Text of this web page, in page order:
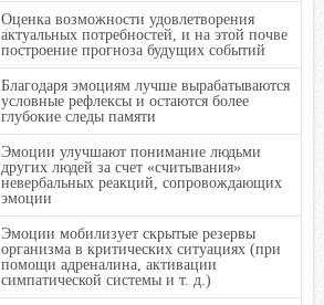
Оценка возможности удовлетворения
актуальных потребностей, и на этой почве
построение прогноза будущих событий
Благодаря эмоциям лучше вырабатываются
условные рефлексы и остаются более
глубокие следы памяти
Эмоции улучшают понимание людьми
других людей за счет «считывания»
невербальных реакций, сопровождающих
эмоции
Эмоции мобилизует скрытые резервы
организма в критических ситуациях (при
помощи адреналина, активации
симпатической системы и т. д.)